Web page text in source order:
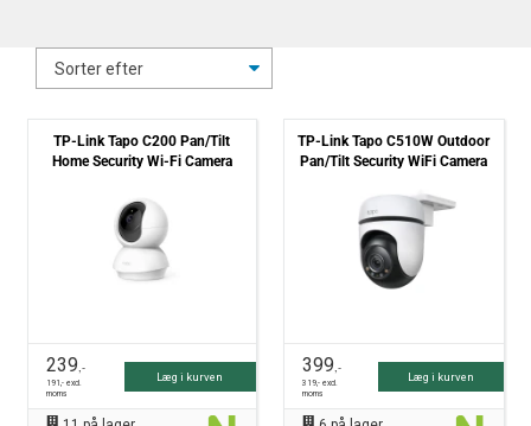
TP-Link Tapo C200 Pan/Tilt
Home Security Wi-Fi Camera
239,-
191 ,- excl.
moms
Læg i kurven
TP-Link Tapo C510W Outdoor
Pan/Tilt Security WiFi Camera
399,-
319,- excl.
moms
Læg i kurven